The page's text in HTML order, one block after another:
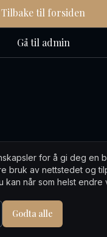
Tilbake til forsiden
Gå til admin
for å gi deg en
bruk av nettstedet og
kan når som helst endre
Godta alle